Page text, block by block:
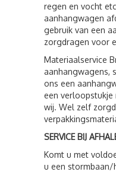
regen en vocht
aanhangwagen
gebruik van een
zorgdragen voor
Materiaalservice
aanhangwagens,
ons een
een verloopstukje
wij. Wel zelf
SERVICE BIJ
Komt u met
u een stormbaan/